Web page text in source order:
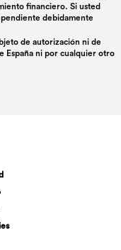
financiero. Si usted
debidamente
de autorización ni de
España ni por cualquier otro